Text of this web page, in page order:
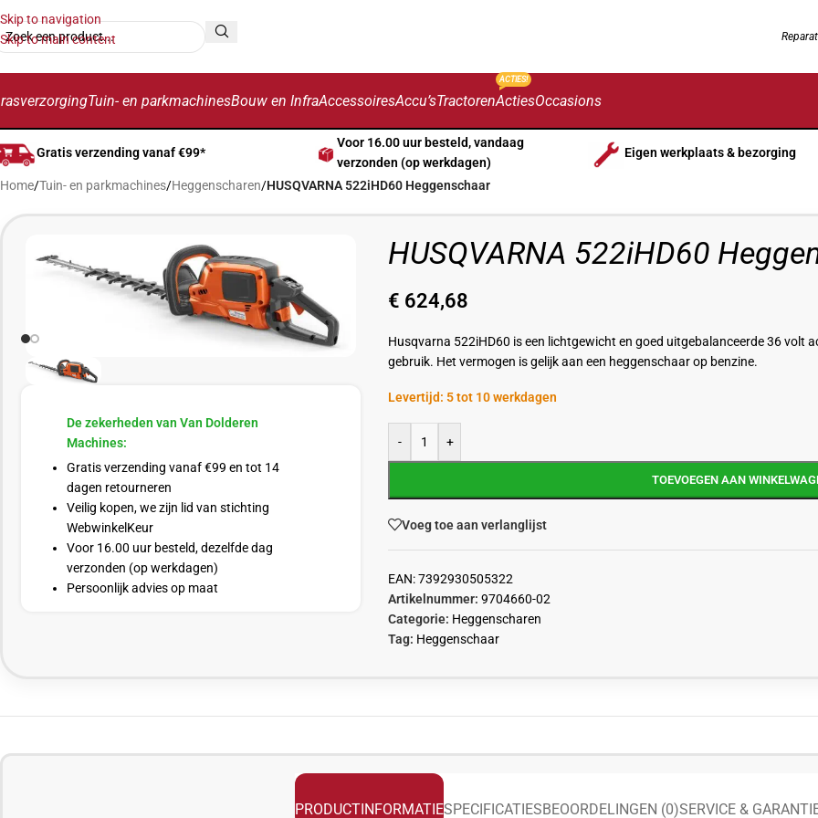
Skip to navigation
Skip to main content
Tuin- en parkmachinesBouw en InfraAccessoiresAccu’sTractorenActies
ACTIES!
Occasions
Gratis verzending vanaf €99*
Voor 16.00 uur besteld, vandaag
verzonden (op werkdagen)
Eigen werkplaats & bezorging
Home/Tuin- en parkmachines/Heggenscharen/HUSQVARNA 522iHD60 Heggenschaar
De zekerheden van Van Dolderen
Machines:
Gratis verzending vanaf €99 en tot 14
dagen retourneren
Veilig kopen, we zijn lid van stichting
WebwinkelKeur
Voor 16.00 uur besteld, dezelfde dag
verzonden (op werkdagen)
Persoonlijk advies op maat
HUSQVARNA 522iHD60
€ 624,68
Husqvarna 522iHD60 is een lichtgewicht en goed uitgebalanceerde 36 volt
gebruik. Het vermogen is gelijk aan een heggenschaar op benzine.
Levertijd: 5 tot 10 werkdagen
- +
TOEVOEGEN AAN
Voeg toe aan verlanglijst
EAN:7392930505322
Artikelnummer: 9704660-02
Categorie: Heggenscharen
Tag: Heggenschaar
PRODUCTINFORMATIESPECIFICATIESBEOORDELINGEN (0)SERVICE &